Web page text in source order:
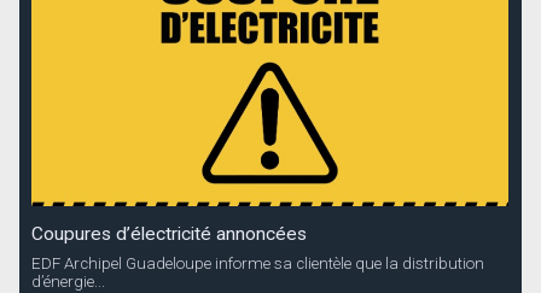
Coupures d’électricité annoncées
EDF Archipel Guadeloupe informe sa clientèle que la distribution
d’énergie...